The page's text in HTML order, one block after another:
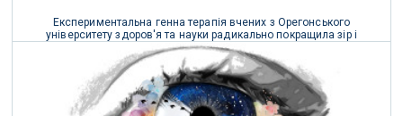
Експериментальна генна терапія вчених з Орегонського
університету здоров'я та науки радикально покращила зір і
здатність бачити кольори у добровольців з рідкісним генетичним
захворюванням.
30 Вересня 2021 р.